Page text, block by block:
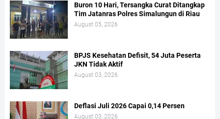
Buron 10 Hari, Tersangka Curat Ditangkap
Tim Jatanras Polres Simalungun di Riau
August 05, 2026
BPJS Kesehatan Defisit, 54 Juta Peserta
JKN Tidak Aktif
August 03, 2026
Deflasi Juli 2026 Capai 0,14 Persen
August 03, 2026